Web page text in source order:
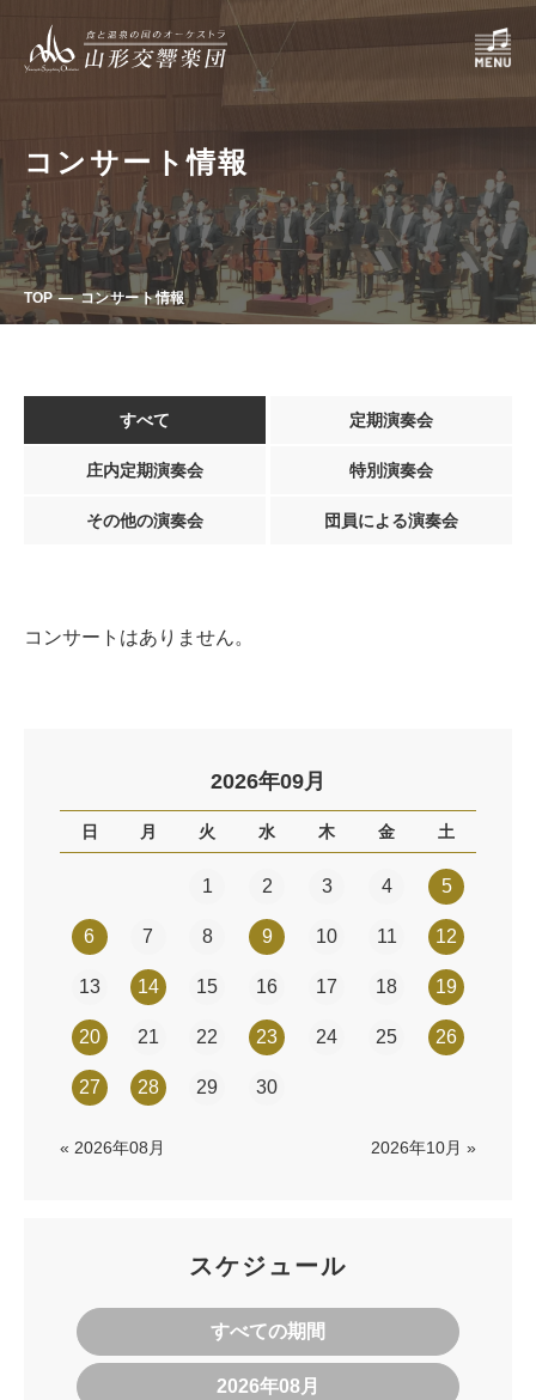
コンサート情報
TOP コンサート情報
すべて 定期演奏会
庄内定期演奏会 特別演奏会
その他の演奏会 団員による演奏会
コンサートはありません。
2026年09月
日 月 火 水 木 金 土
1 2 3 4 5
6 7 8 9 10 11 12
13 14 15 16 17 18 19
20 21 22 23 24 25 26
27 28 29 30
« 2026年08月 2026年10月 »
スケジュール
すべての期間
2026年08月